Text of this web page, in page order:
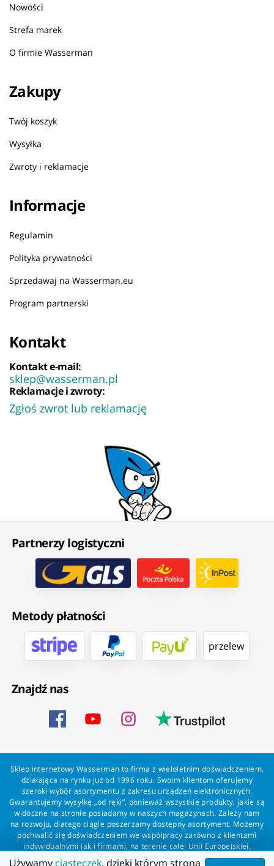
Nowości
Strefa marek
O firmie Wasserman
Zakupy
Twój koszyk
Wysyłka
Zwroty i reklamacje
Informacje
Regulamin
Polityka prywatności
Sprzedawaj na Wasserman.eu
Program partnerski
Kontakt
Kontakt e-mail:
sklep@wasserman.pl
Reklamacje i zwroty:
Zgłoś zwrot lub reklamację
Partnerzy logistyczni
Metody płatności
przelew
Znajdź nas
Sklep internetowy Wasserman to firma z wieloletnim doświadczeniem,
działająca na rynku już od 1996 roku. Swoim klientom oferujemy
szeroki wybór asortymentu z zakresu urządzeń elektronicznych.
Gwarantujemy wysyłkę „od ręki”, ponieważ wszystkie produkty, jakie są
widoczne na stronie posiadamy w naszych magazynach. Zależy nam
na rozwoju, dlatego ciągle poszerzamy dostępny asortyment. Możemy
pochwalić się doświadczeniem we współpracy zarówno z klientami
indywidualnymi jak i firmami, na terenie całej Unii Europejskiej.
Zapewniamy profesjonalną obsługę każdego klienta oraz szybką i
Używamy ciasteczek, dzięki którym strona